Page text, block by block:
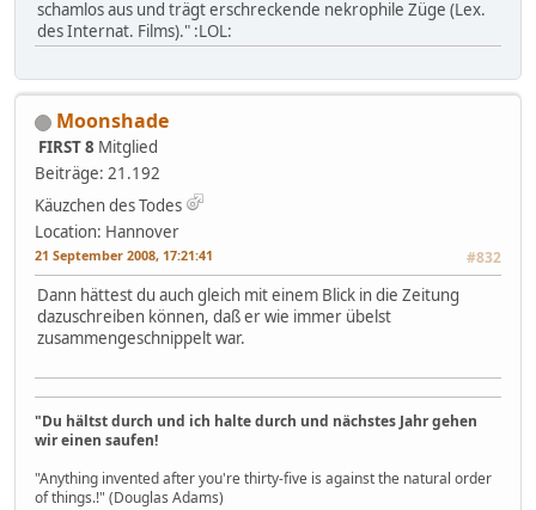
schamlos aus und trägt erschreckende nekrophile Züge (Lex.
des Internat. Films)." :LOL:
Moonshade
FIRST 8 Mitglied
Beiträge: 21.192
Käuzchen des Todes
Location: Hannover
21 September 2008, 17:21:41 #832
Dann hättest du auch gleich mit einem Blick in die Zeitung
dazuschreiben können, daß er wie immer übelst
zusammengeschnippelt war.
"Du hältst durch und ich halte durch und nächstes Jahr gehen
wir einen saufen!
"Anything invented after you're thirty-five is against the natural order
of things.!" (Douglas Adams)